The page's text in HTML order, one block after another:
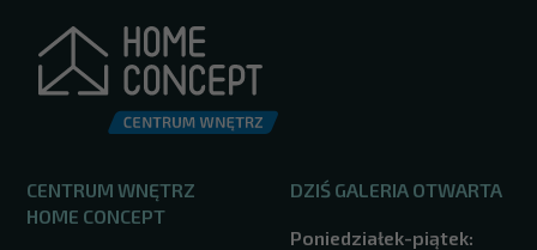
CENTRUM WNĘTRZ
HOME CONCEPT
DZIŚ GALERIA OTWARTA
Poniedziałek-piątek: